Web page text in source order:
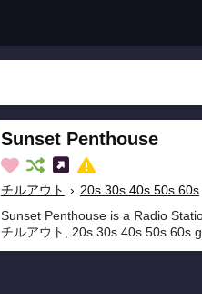
Sunset Penthouse
チルアウト › 20s 30s 40s 50s 60s
Sunset Penthouse is a Radio
チルアウト, 20s 30s 40s 50s 60s